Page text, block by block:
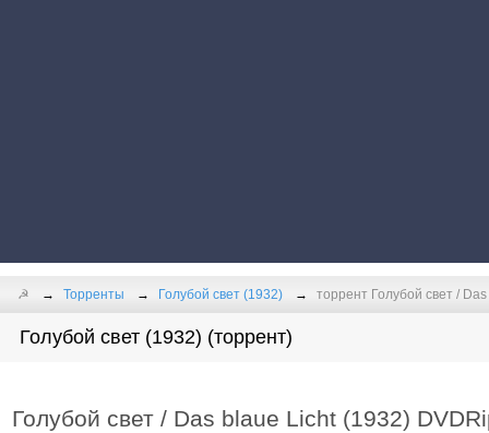
☭ Торренты Голубой свет (1932) торрент Голубой свет /
Голубой свет (1932) (торрент)
Голубой свет / Das blaue Licht (1932)